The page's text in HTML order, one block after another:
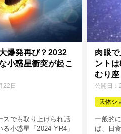
爆発再び？2032
小惑星衝突が起こ
22日
スでも取り上げられ話
小惑星「2024 YR4」
肉眼
ント
むり座
公開日：
天体シ
一般的
ば、日